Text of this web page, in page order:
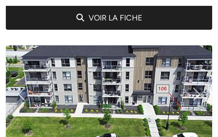
VOIR LA FICHE
Précédent Suivant